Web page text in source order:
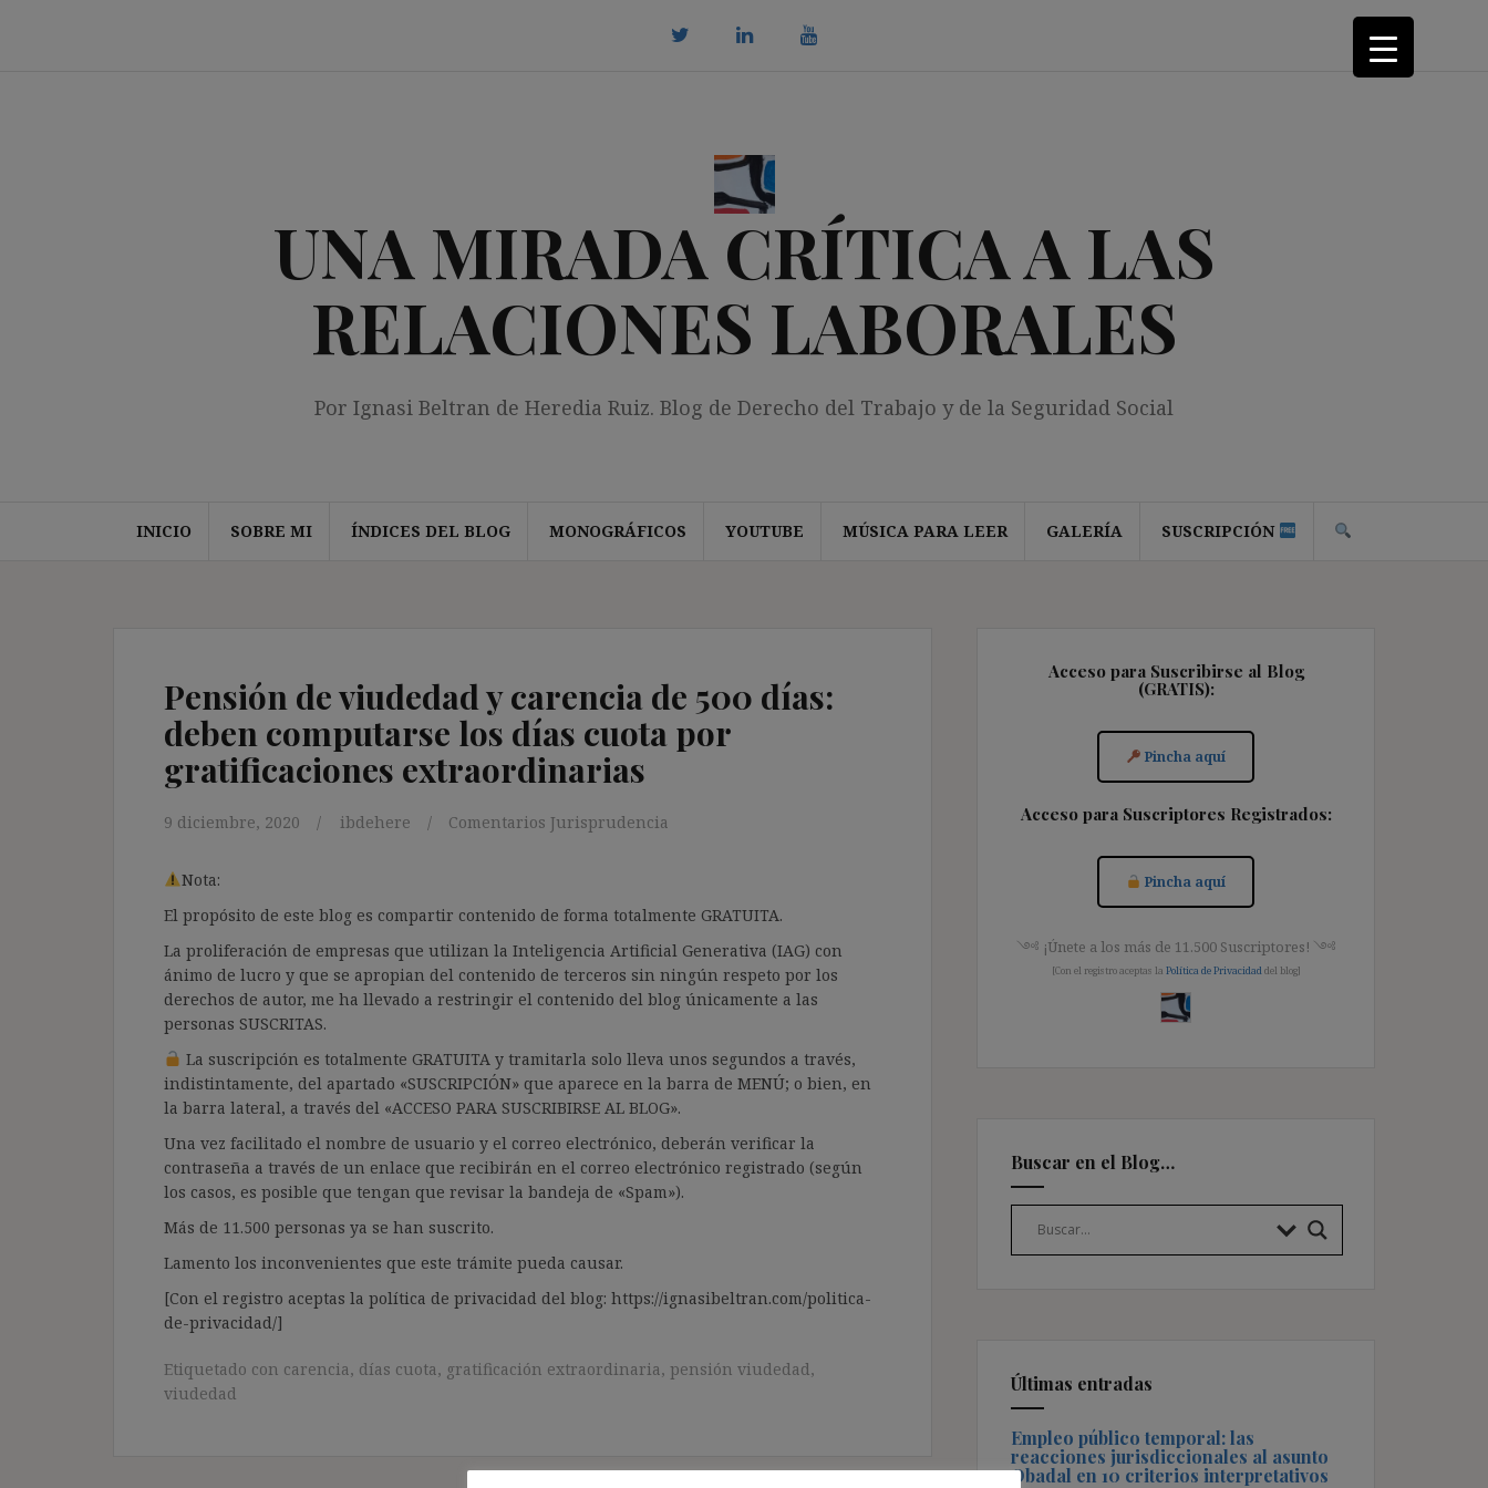
UNA MIRADA CRÍTICA A LAS
RELACIONES LABORALES
Por Ignasi Beltran de Heredia Ruiz. Blog de Derecho del Trabajo y de la Seguridad Social
INICIO SOBRE MI ÍNDICES DEL BLOG MONOGRÁFICOS YOUTUBE MÚSICA PARA LEER GALERÍA SUSCRIPCIÓN
Pensión de viudedad y carencia de 500 días:
deben computarse los días cuota por
gratificaciones extraordinarias
9 diciembre, 2020 ibdehere Comentarios Jurisprudencia
Nota:
El propósito de este blog es compartir contenido de forma totalmente GRATUITA.
La proliferación de empresas que utilizan la Inteligencia Artificial Generativa (IAG) con
ánimo de lucro y que se apropian del contenido de terceros sin ningún respeto por los
derechos de autor, me ha llevado a restringir el contenido del blog únicamente a las
personas SUSCRITAS.
La suscripción es totalmente GRATUITA y tramitarla solo lleva unos segundos a través,
indistintamente, del apartado «SUSCRIPCIÓN» que aparece en la barra de MENÚ; o bien, en
la barra lateral, a través del «ACCESO PARA SUSCRIBIRSE AL BLOG».
Una vez facilitado el nombre de usuario y el correo electrónico, deberán verificar la
contraseña a través de un enlace que recibirán en el correo electrónico registrado (según
los casos, es posible que tengan que revisar la bandeja de «Spam»).
Más de 11.500 personas ya se han suscrito.
Lamento los inconvenientes que este trámite pueda causar.
[Con el registro aceptas la política de privacidad del blog: https://ignasibeltran.com/politica-
de-privacidad/]
Etiquetado con carencia, días cuota, gratificación extraordinaria, pensión viudedad,
viudedad
Acceso para Suscribirse al Blog
(GRATIS):
Pincha aquí
Acceso para Suscriptores Registrados:
Pincha aquí
༺ ¡Únete a los más de 11.500 Suscriptores! ༺
[Con el registro aceptas la Política de Privacidad del blog]
Buscar en el Blog…
Últimas entradas
Empleo público temporal: las
reacciones jurisdiccionales al asunto
Obadal en 10 criterios interpretativos